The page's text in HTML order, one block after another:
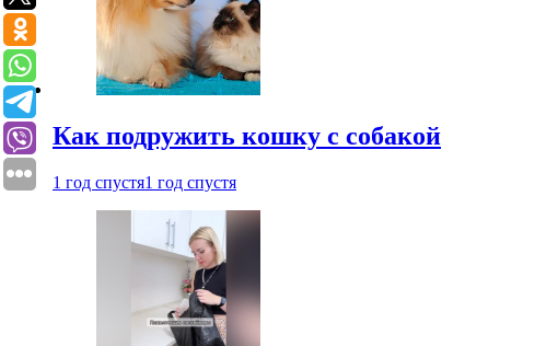
Как подружить кошку с собакой
1 год спустя1 год спустя